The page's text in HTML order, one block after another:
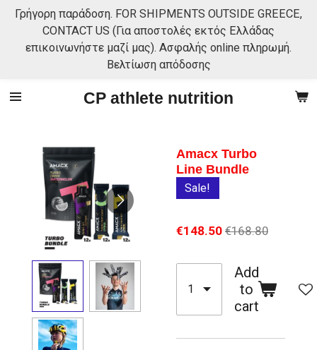
Skip
main
CP athlete nutrition
Γρήγορη παράδοση. FOR SHIPMENTS OUTSIDE GREECE,
CONTACT US (Για αποστολές εκτός Ελλάδας
επικοινωνήστε μαζί μας). Ασφαλής online πληρωμή.
Βελτίωση απόδοσης
Amacx Turbo
Line Bundle
Sale!
€148.50 €168.80
Add
to
cart